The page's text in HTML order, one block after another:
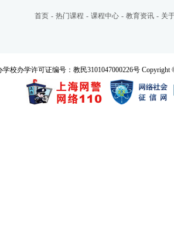
首页 - 热门课程 - 课程中心 - 教育资讯 - 关
校办学许可证编号：教民3101047000226号 Copyright